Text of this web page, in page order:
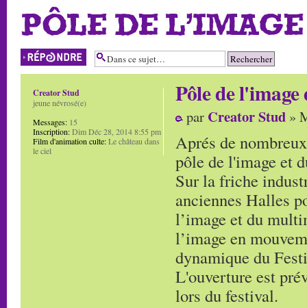
PÔLE DE
Répondre
Pôle de
par Creator Stud »
Aprés de
pôle de l'image et
Sur la friche
anciennes Halles
l’image et du
l’image en
dynamique du
L'ouverture est
lors du festival.
Creator Stud
jeune névrosé(e)
Messages: 15
Inscription:Dim Déc 28, 2014 8:55 pm
Film d'animation culte:Le château dans
le ciel